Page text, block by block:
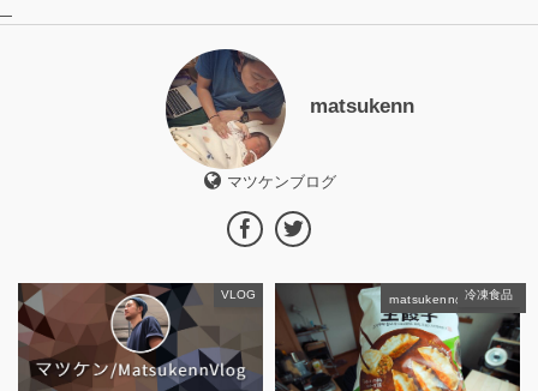
matsukenn
マツケンブログ
VLOG 冷凍食品
matsukennの記事一覧